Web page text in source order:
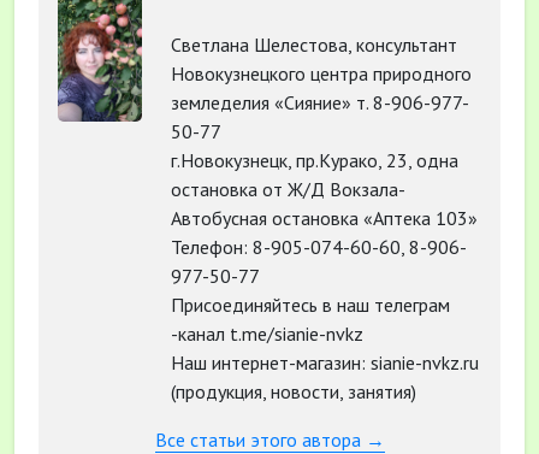
Светлана Шелестова, консультант
Новокузнецкого центра природного
земледелия «Сияние» т. 8-906-977-
50-77
г.Новокузнецк, пр.Курако, 23, одна
остановка от Ж/Д Вокзала-
Автобусная остановка «Аптека 103»
Телефон: 8-905-074-60-60, 8-906-
977-50-77
Присоединяйтесь в наш телеграм
-канал t.me/sianie-nvkz
Наш интернет-магазин: sianie-nvkz.ru
(продукция, новости, занятия)
Все статьи этого автора →